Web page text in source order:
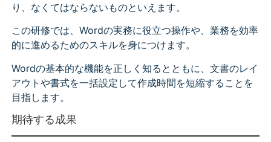
り、なくてはならないものといえます。
この研修では、Wordの実務に役立つ操作や、業務を効率
的に進めるためのスキルを身につけます。
Wordの基本的な機能を正しく知るとともに、文書のレイ
アウトや書式を一括設定して作成時間を短縮することを
目指します。
期待する成果